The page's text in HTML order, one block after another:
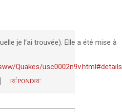
je l’ai trouvée). Elle a été mise à
Quakes/usc0002n9v.html#details
RÉPONDRE